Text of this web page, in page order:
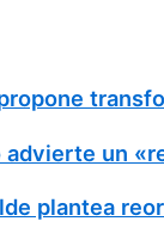
advierte un
plantea